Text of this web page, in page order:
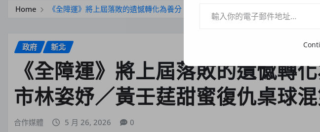
Home 《全障運》將上屆落敗的遺憾轉化為養分 臺中市林姿妤／黃壬莛甜蜜復仇桌球混雙
政府 新北
《全障運》將上屆落敗的遺憾轉
市林姿妤／黃壬莛甜蜜復仇桌球
合作媒體 5 月 26, 2026 0